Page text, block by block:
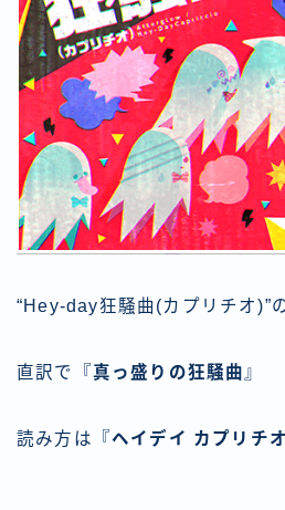
“Hey-day狂騒曲(カプリチオ)”
直訳で『真っ盛りの狂騒曲 』
読み方は『ヘイデイ カプリチオ